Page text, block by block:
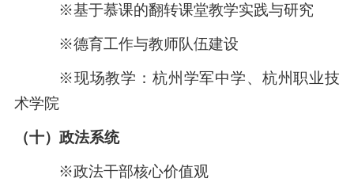
※基于慕课的翻转课堂教学实践与研究
※德育工作与教师队伍建设
※现场教学：杭州学军中学、杭州职业技
术学院
（十）政法系统
※政法干部核心价值观